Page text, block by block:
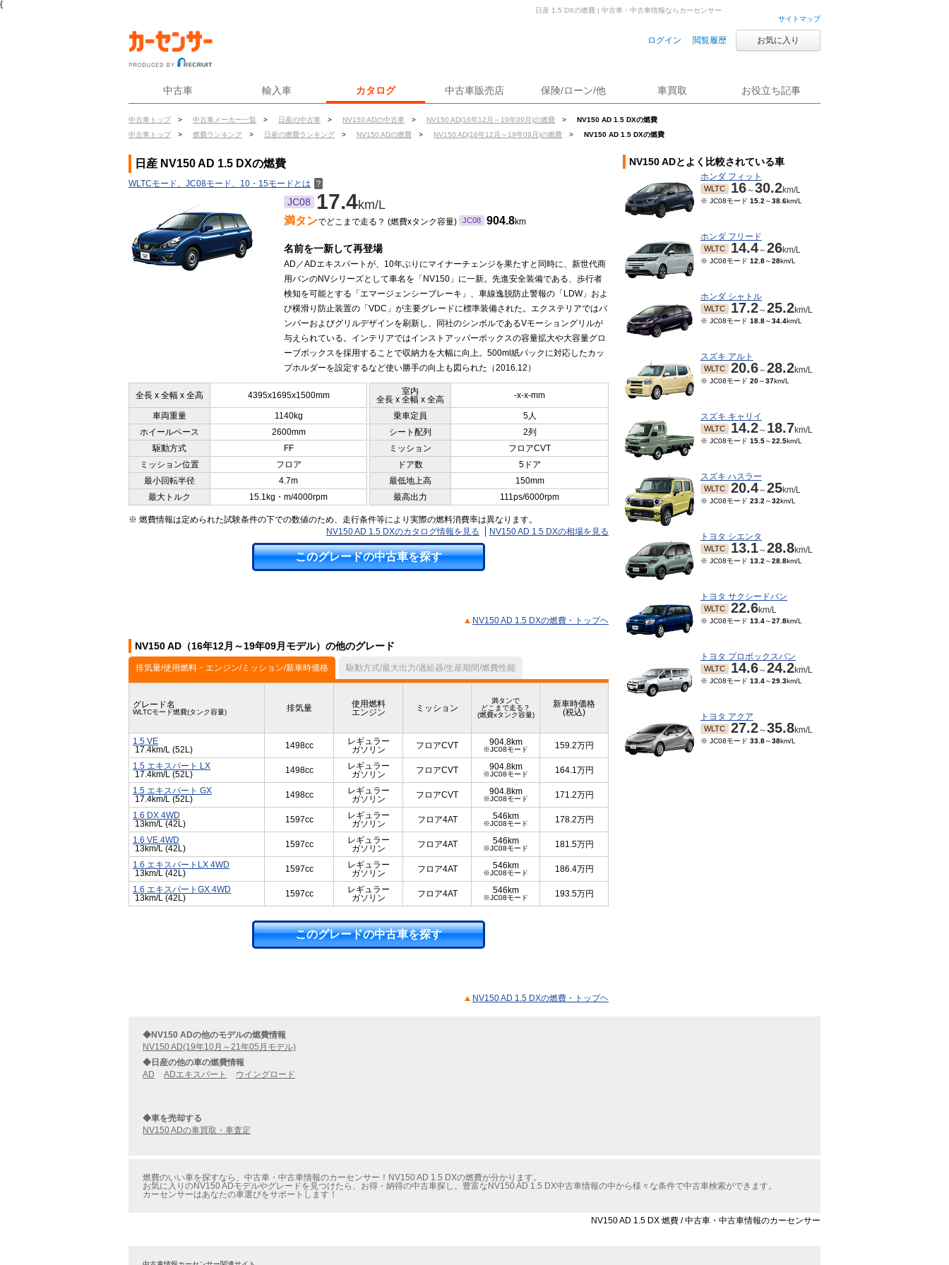
{
サイトマップ
ログイン 閲覧履歴 お気に入り
中古車 輸入車 カタログ 中古車販売店 保険/ローン/他 車買取 お役立ち記事
中古車トップ > 中古車メーカー一覧 > 日産の中古車 > NV150 ADの中古車 > NV150 AD(16年12月～19年09月)の燃費 >
NV150 AD 1.5 DXの燃費
中古車トップ
> 燃費ランキング > 日産の燃費ランキング > NV150 ADの燃費 > NV150 AD(16年12月～19年09月)の燃費 > NV150 AD 1.5 DXの燃費
日産 1.5 DXの燃費 | 中古車・中古車情報ならカーセンサー
日産 NV150 AD 1.5 DXの燃費
WLTCモード、JC08モード、10・15モードとは ？
JC08 17.4km/L
満タンでどこまで走る？ (燃費xタンク容量) JC08 904.8km
名前を一新して再登場
AD／ADエキスパートが、10年ぶりにマイナーチェンジを果たすと同時に、新世代商
用バンのNVシリーズとして車名を「NV150」に一新。先進安全装備である、歩行者
検知を可能とする「エマージェンシーブレーキ」、車線逸脱防止警報の「LDW」およ
び横滑り防止装置の「VDC」が主要グレードに標準装備された。エクステリアではバ
ンパーおよびグリルデザインを刷新し、同社のシンボルであるVモーショングリルが
与えられている。インテリアではインストアッパーボックスの容量拡大や大容量グロ
ーブボックスを採用することで収納力を大幅に向上。500ml紙パックに対応したカッ
プホルダーを設定するなど使い勝手の向上も図られた（2016.12）
全長 x 全幅 x 全高 4395x1695x1500mm
室内
全長 x 全幅 x 全高
-x-x-mm
車両重量 1140kg 乗車定員
5人
ホイールベース
2600mm シート配列
2列
駆動方式
FF ミッション
フロアCVT
ミッション位置
フロア ドア数
5ドア
最小回転半径
4.7m 最低地上高
150mm
最大トルク
15.1kg・m/4000rpm 最高出力 111ps/6000rpm
※ 燃費情報は定められた試験条件の下での数値のため、走行条件等により実際の燃料消費率は異なります。
NV150 AD 1.5 DXのカタログ情報を見る
NV150 AD 1.5 DXの相場を見る
このグレードの中古車を探す
NV150 AD 1.5 DXの燃費・トップヘ
NV150 AD（16年12月～19年09月モデル）の他のグレード
排気量/使用燃料・エンジン/ミッション/新車時価格 駆動方式/最大出力/過給器/生産期間/燃費性能
グレード名
WLTCモード燃費(タンク容量) 排気量
使用燃料
エンジン
ミッション
満タンで
どこまで走る？
(燃費xタンク容量)
新車時価格
(税込)
1.5 VE
17.4km/L (52L)
1498cc
レギュラー
ガソリン
フロアCVT 904.8km
※JC08モード 159.2万円
1.5 エキスパート LX
17.4km/L (52L)
1498cc
レギュラー
ガソリン
フロアCVT 904.8km
※JC08モード 164.1万円
1.5 エキスパート GX
17.4km/L (52L)
1498cc
レギュラー
ガソリン
フロアCVT 904.8km
※JC08モード 171.2万円
1.6 DX 4WD
13km/L (42L)
1597cc
レギュラー
ガソリン
フロア4AT 546km
※JC08モード 178.2万円
1.6 VE 4WD
13km/L (42L)
1597cc
レギュラー
ガソリン
フロア4AT 546km
※JC08モード 181.5万円
1.6 エキスパートLX 4WD
13km/L (42L)
1597cc
レギュラー
ガソリン
フロア4AT 546km
※JC08モード 186.4万円
1.6 エキスパートGX 4WD
13km/L (42L)
1597cc
レギュラー
ガソリン
フロア4AT 546km
※JC08モード 193.5万円
このグレードの中古車を探す
NV150 AD 1.5 DXの燃費・トップヘ
NV150 ADとよく比較されている車
ホンダ フィット
WLTC 16～30.2km/L
※ JC08モード 15.2 ～38.6km/L
ホンダ フリード
WLTC 14.4～26km/L
※ JC08モード 12.8～28km/L
ホンダ シャトル
WLTC 17.2～25.2km/L
※ JC08モード 18.8～34.4km/L
スズキ アルト
WLTC 20.6～28.2km/L
※ JC08モード 20～37km/L
スズキ キャリイ
WLTC 14.2～ 18.7km/L
※ JC08モード 15.5～22.5km/L
スズキ ハスラー
WLTC 20.4～25km/L
※ JC08モード 23.2 ～32km/L
トヨタ シエンタ
WLTC 13.1～28.8km/L
※ JC08モード 13.2 ～28.8km/L
トヨタ サクシードバン
WLTC 22.6km/L
※ JC08モード 13.4～27.8km/L
トヨタ プロボックスバン
WLTC 14.6～24.2km/L
※ JC08モード 13.4～29.3km/L
トヨタ アクア
WLTC 27.2～35.8km/L
※ JC08モード 33.8～38km/L
◆NV150 ADの他のモデルの燃費情報
NV150 AD(19年10月～21年05月モデル)
◆日産の他の車の燃費情報
AD
ADエキスパート ウイングロード
◆車を売却する
NV150 ADの車買取・車査定
燃費のいい車を探すなら、中古車・中古車情報のカーセンサー！NV150 AD 1.5 DXの燃費が分かります。
お気に入りのNV150 ADモデルやグレードを見つけたら、お得・納得の中古車探し。豊富なNV150 AD 1.5 DX中古車情報の中から様々な条件で中古車検索ができます。
カーセンサーはあなたの車選びをサポートします！
NV150 AD 1.5 DX 燃費 / 中古車・中古車情報のカーセンサー